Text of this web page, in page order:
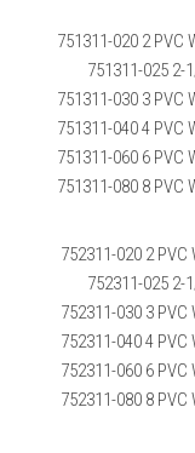
751311-020 2 PVC
751311-025 2-
751311-030 3 PVC
751311-040 4 PVC
751311-060 6 PVC
751311-080 8 PVC
752311-020 2 PVC
752311-025 2-
752311-030 3 PVC
752311-040 4 PVC
752311-060 6 PVC
752311-080 8 PVC